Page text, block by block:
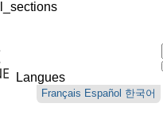
Langues
Français Español 한국어